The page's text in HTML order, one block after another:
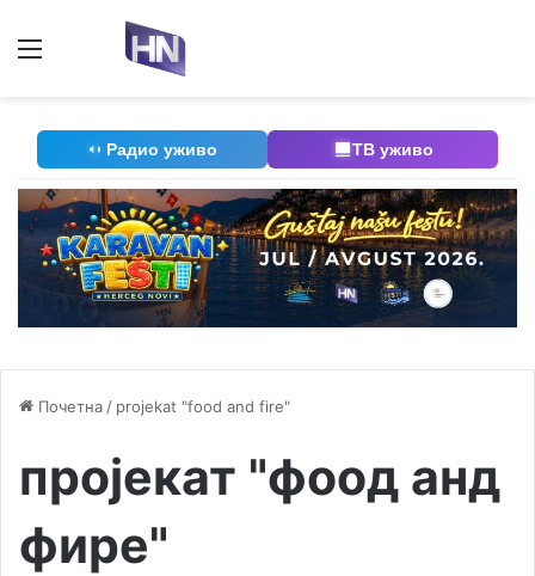
Радио уживо ТВ уживо
Почетна / projekat "food and fire"
пројекат "фоод анд
фире"